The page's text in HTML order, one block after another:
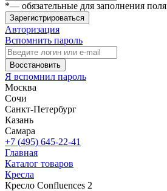
*— обязательные для заполнения поля
Зарегистрироваться
Авторизация
Вспомнить пароль
Восстановить
Я вспомнил пароль
Москва
Сочи
Санкт-Петербург
Казань
Самара
+7 (495) 645-22-41
Главная
Каталог товаров
Кресла
Кресло Confluences 2